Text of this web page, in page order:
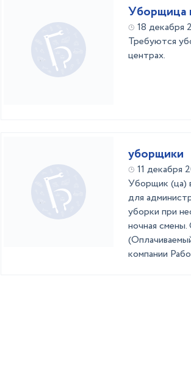
Уборщица
18 декабря
Требуются
центрах.
уборщики
11 декабря
Уборщик (ца)
для
уборки при
ночная
компании